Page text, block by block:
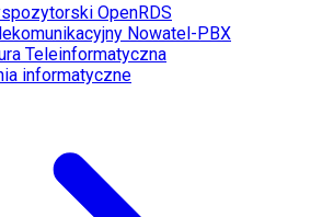
OpenRDS
Nowatel-PBX
Teleinformatyczna
informatyczne